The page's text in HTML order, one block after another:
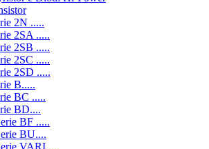
2N .....
2SA .....
2SB .....
2SC .....
2SD .....
B.....
BC .....
BD....
BF .....
BU....
VARI.....